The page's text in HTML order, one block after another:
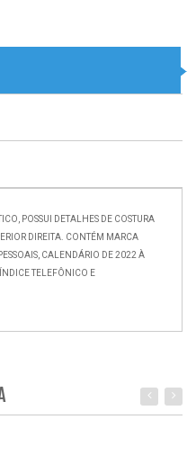
POSSUI DETALHES DE COSTURA
DIREITA. CONTÉM MARCA
CALENDÁRIO DE 2022 À
TELEFÔNICO E